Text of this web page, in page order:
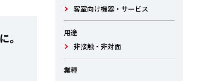
。
客室向け機器・サービス
用途
非接触・非対面
業種